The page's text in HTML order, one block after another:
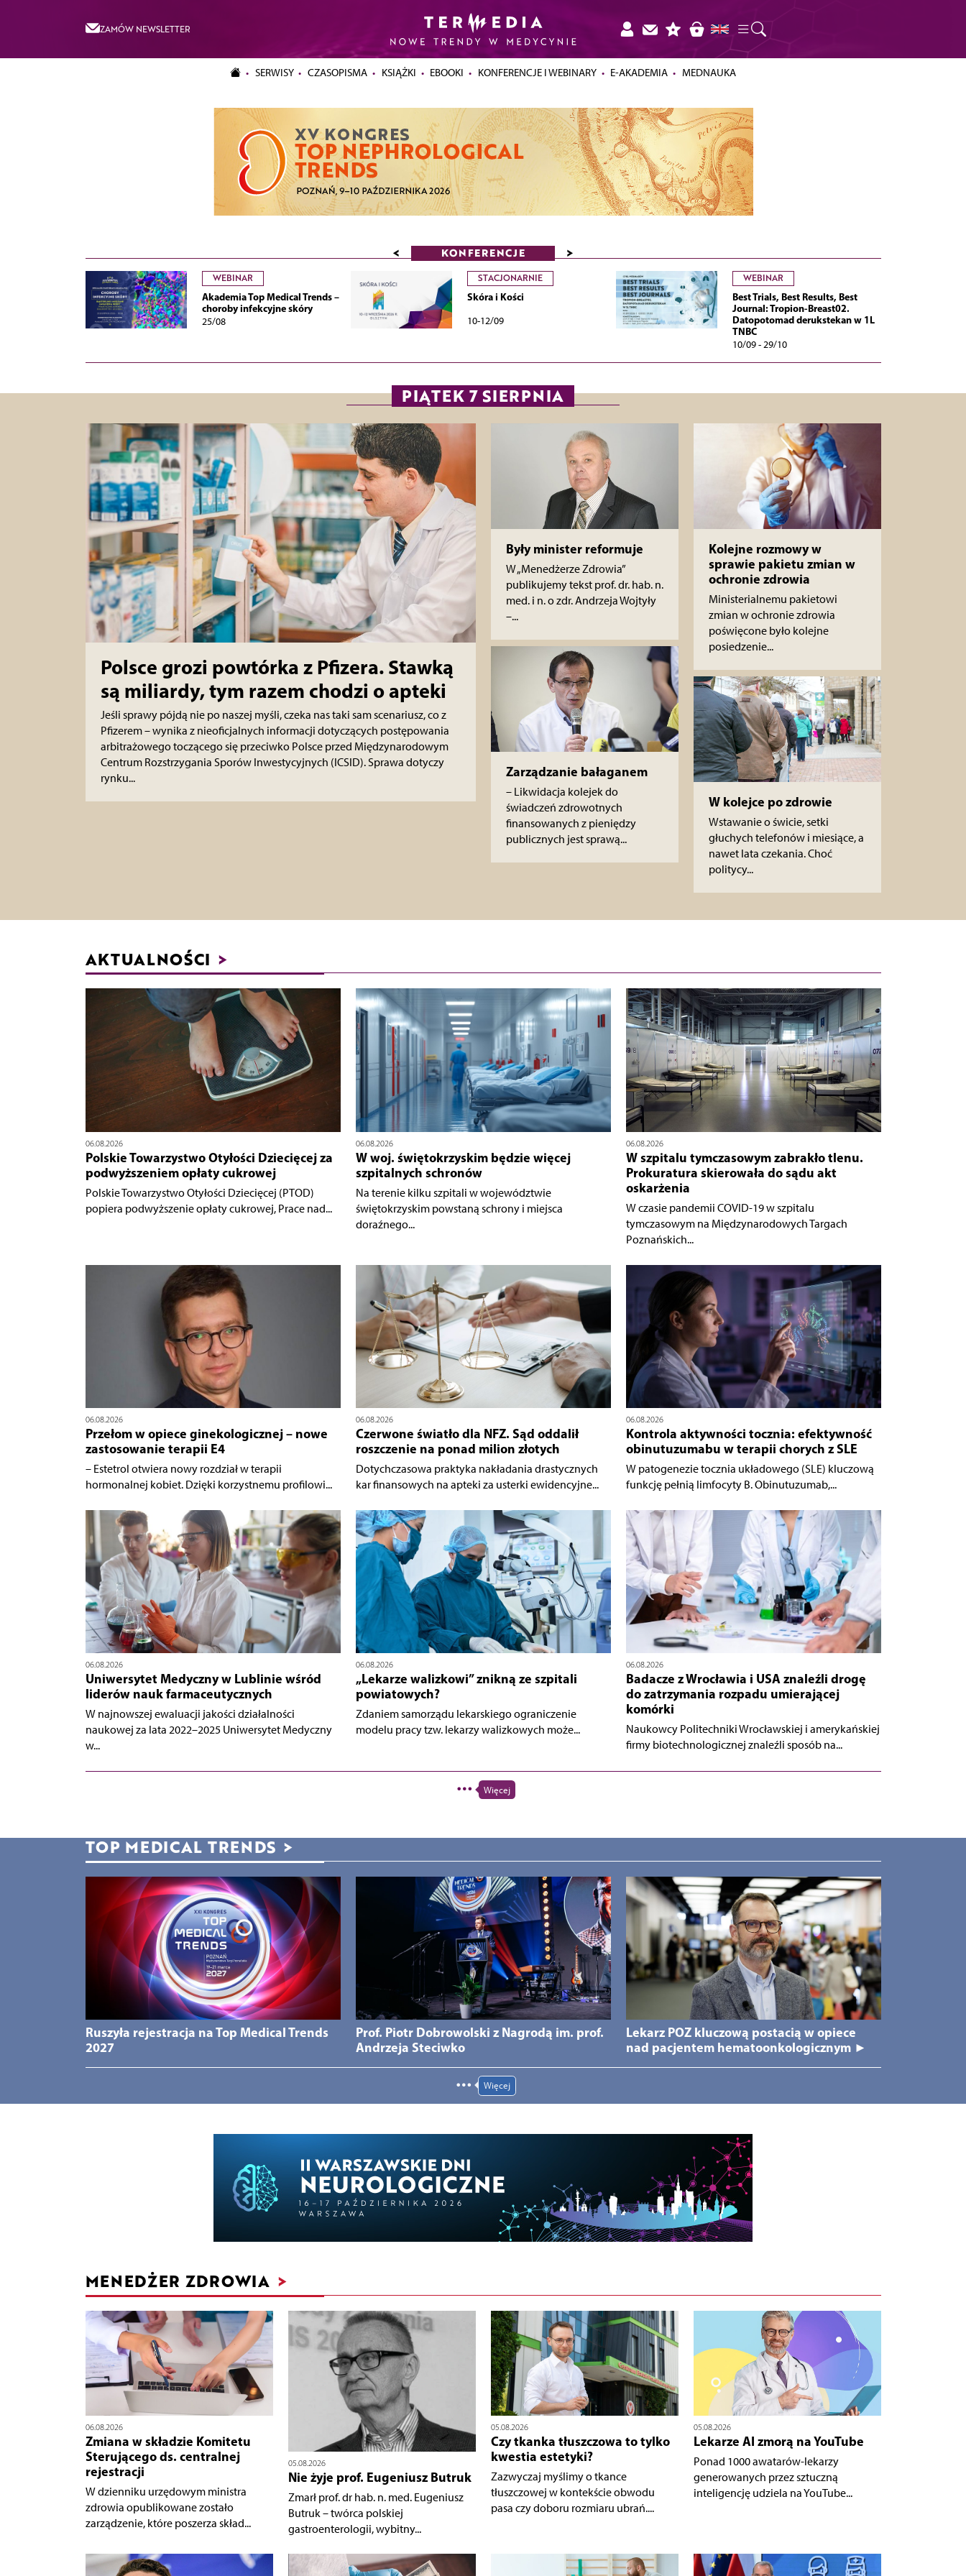
ZAMÓW NEWSLETTER
SERWISY CZASOPISMA KSIĄŻKI EBOOKI KONFERENCJE I WEBINARY E-AKADEMIA MEDNAUKA
< KONFERENCJE >
WEBINAR
Akademia Top Medical Trends –
choroby infekcyjne skóry
25/08
STACJONARNIE
Skóra i Kości
10-12/09
WEBINAR
Best Trials, Best Results, Best
Journal: Tropion-Breast02.
Datopotomad derukstekan w 1L
TNBC
10/09 - 29/10
PIĄTEK 7 SIERPNIA
Polsce grozi powtórka z Pfizera. Stawką
są miliardy, tym razem chodzi o apteki
Jeśli sprawy pójdą nie po naszej myśli, czeka nas taki sam scenariusz, co z
Pfizerem – wynika z nieoficjalnych informacji dotyczących postępowania
arbitrażowego toczącego się przeciwko Polsce przed Międzynarodowym
Centrum Rozstrzygania Sporów Inwestycyjnych (ICSID). Sprawa dotyczy
rynku...
Były minister reformuje
W „Menedżerze Zdrowia”
publikujemy tekst prof. dr. hab. n.
med. i n. o zdr. Andrzeja Wojtyły
–...
Zarządzanie bałaganem
– Likwidacja kolejek do
świadczeń zdrowotnych
finansowanych z pieniędzy
publicznych jest sprawą...
Kolejne rozmowy w
sprawie pakietu zmian w
ochronie zdrowia
Ministerialnemu pakietowi
zmian w ochronie zdrowia
poświęcone było kolejne
posiedzenie...
W kolejce po zdrowie
Wstawanie o świcie, setki
głuchych telefonów i miesiące, a
nawet lata czekania. Choć
politycy...
AKTUALNOŚCI >
06.08.2026
Polskie Towarzystwo Otyłości Dziecięcej za
podwyższeniem opłaty cukrowej
Polskie Towarzystwo Otyłości Dziecięcej (PTOD)
popiera podwyższenie opłaty cukrowej, Prace nad...
06.08.2026
W woj. świętokrzyskim będzie więcej
szpitalnych schronów
Na terenie kilku szpitali w województwie
świętokrzyskim powstaną schrony i miejsca
doraźnego...
06.08.2026
W szpitalu tymczasowym zabrakło tlenu.
Prokuratura skierowała do sądu akt
oskarżenia
W czasie pandemii COVID-19 w szpitalu
tymczasowym na Międzynarodowych Targach
Poznańskich...
06.08.2026
Przełom w opiece ginekologicznej – nowe
zastosowanie terapii E4
– Estetrol otwiera nowy rozdział w terapii
hormonalnej kobiet. Dzięki korzystnemu profilowi...
06.08.2026
Czerwone światło dla NFZ. Sąd oddalił
roszczenie na ponad milion złotych
Dotychczasowa praktyka nakładania drastycznych
kar finansowych na apteki za usterki ewidencyjne...
06.08.2026
Kontrola aktywności tocznia: efektywność
obinutuzumabu w terapii chorych z SLE
W patogenezie tocznia układowego (SLE) kluczową
funkcję pełnią limfocyty B. Obinutuzumab,...
06.08.2026
Uniwersytet Medyczny w Lublinie wśród
liderów nauk farmaceutycznych
W najnowszej ewaluacji jakości działalności
naukowej za lata 2022–2025 Uniwersytet Medyczny
w...
06.08.2026
„Lekarze walizkowi” znikną ze szpitali
powiatowych?
Zdaniem samorządu lekarskiego ograniczenie
modelu pracy tzw. lekarzy walizkowych może...
06.08.2026
Badacze z Wrocławia i USA znaleźli drogę
do zatrzymania rozpadu umierającej
komórki
Naukowcy Politechniki Wrocławskiej i amerykańskiej
firmy biotechnologicznej znaleźli sposób na...
Więcej
TOP MEDICAL TRENDS >
Ruszyła rejestracja na Top Medical Trends
2027
Prof. Piotr Dobrowolski z Nagrodą im. prof.
Andrzeja Steciwko
Lekarz POZ kluczową postacią w opiece
nad pacjentem hematoonkologicznym ►
Więcej
MENEDŻER ZDROWIA >
06.08.2026
Zmiana w składzie Komitetu
Sterującego ds. centralnej
rejestracji
W dzienniku urzędowym ministra
zdrowia opublikowane zostało
zarządzenie, które poszerza skład...
05.08.2026
Nie żyje prof. Eugeniusz Butruk
Zmarł prof. dr hab. n. med. Eugeniusz
Butruk – twórca polskiej
gastroenterologii, wybitny...
05.08.2026
Czy tkanka tłuszczowa to tylko
kwestia estetyki?
Zazwyczaj myślimy o tkance
tłuszczowej w kontekście obwodu
pasa czy doboru rozmiaru ubrań....
05.08.2026
Lekarze AI zmorą na YouTube
Ponad 1000 awatarów-lekarzy
generowanych przez sztuczną
inteligencję udziela na YouTube...